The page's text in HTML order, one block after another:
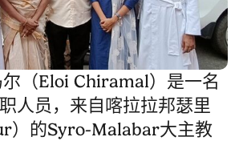
（Eloi Chiramal）是一名
人员，来自喀拉拉邦瑟里
）的Syro-Malabar大主教